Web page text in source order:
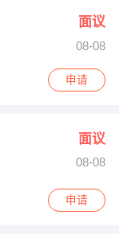
面议
08-08
申请
面议
08-08
申请